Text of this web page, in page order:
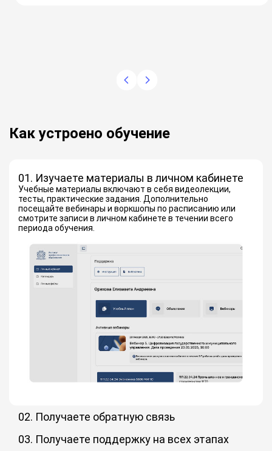
Как устроено обучение
01. Изучаете материалы в личном кабинете
Учебные материалы включают в себя видеолекции,
тесты, практические задания. Дополнительно
посещайте вебинары и воркшопы по расписанию или
смотрите записи в личном кабинете в течении всего
периода обучения.
02. Получаете обратную связь
связь по заданиям и на вебинарах. Обмениваетесь
опытом с одногруппниками в чате и становитесь частью
03. Получаете поддержку на всех этапах